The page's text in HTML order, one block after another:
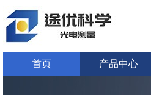
首页 产品中心